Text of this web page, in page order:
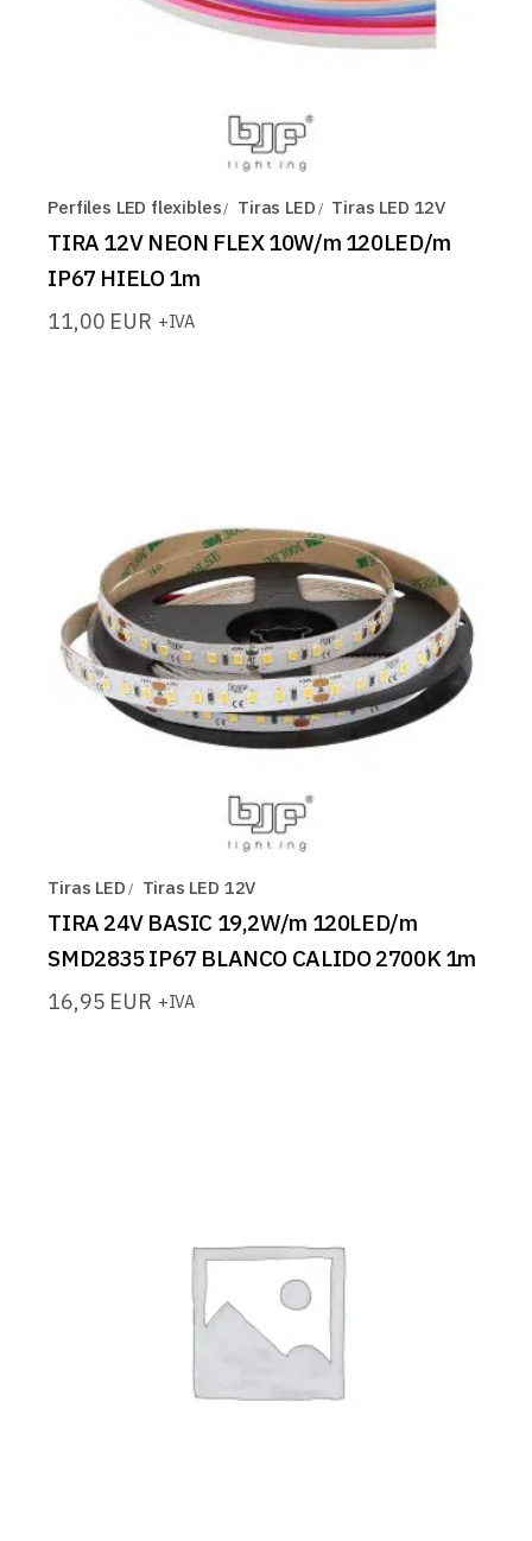
Perfiles LED flexibles Tiras LED Tiras LED 12V
TIRA 12V NEON FLEX 10W/m 120LED/m
IP67 HIELO 1m
11,00 EUR +IVA
Tiras LED Tiras LED 12V
TIRA 24V BASIC 19,2W/m 120LED/m
SMD2835 IP67 BLANCO CALIDO 2700K 1m
16,95 EUR +IVA